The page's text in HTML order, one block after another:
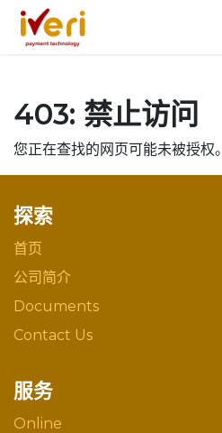
403: 禁止访问
您正在查找的网页可能未被授权。
探索
首页
公司简介
Documents
Contact Us
服务
Online